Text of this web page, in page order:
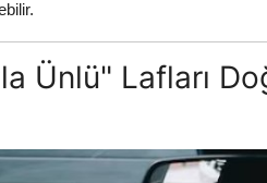
Ünlü" Lafları